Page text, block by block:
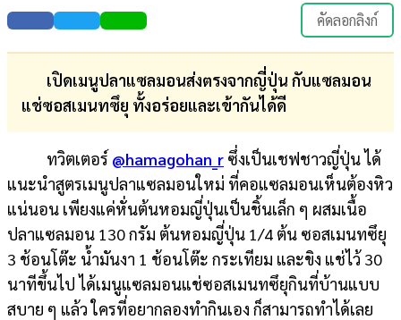
คัดลอกลิงก์
เปิดเมนูปลาแซลมอนส่งตรงจากญี่ปุ่น กับแซลมอน
แช่ซอสเมนทซึยุ ทั้งอร่อยและเข้ากันได้ดี
ทวิตเตอร์ @hamagohan_r ซึ่งเป็นเชฟชาวญี่ปุ่น ได้
แนะนำสูตรเมนูปลาแซลมอนใหม่ ที่คอแซลมอนเห็นต้องหิว
แน่นอน เพียงแค่หั่นต้นหอมญี่ปุ่นเป็นชิ้นเล็ก ๆ ผสมเนื้อ
ปลาแซลมอน 130 กรัม ต้นหอมญี่ปุ่น 1/4 ต้น ซอสเมนทซึยุ
3 ช้อนโต๊ะ น้ำมันงา 1 ช้อนโต๊ะ กระเทียม และขิง แช่ไว้ 30
นาทีขึ้นไป ได้เมนูแซลมอนแช่ซอสเมนทซึยุกินที่บ้านแบบ
สบาย ๆ แล้ว ใครที่อยากลองทำกินเอง ก็สามารถทำได้เลย
ตรวจ
หวย
บอล
การ
เงิน
การ
ศึกษา
บันเทิง